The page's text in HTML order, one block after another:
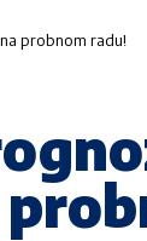
probnom radu!